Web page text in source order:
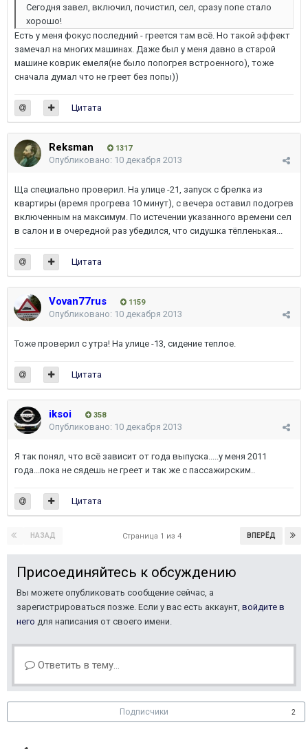
Сегодня завел, включил, почистил, сел, сразу попе стало
хорошо!
Есть у меня фокус последний - греется там всё. Но такой эффект
замечал на многих машинах. Даже был у меня давно в старой
машине коврик емеля(не было попогрея встроенного), тоже
сначала думал что не греет без попы))
Цитата
Reksman 1317
Опубликовано: 10 декабря 2013
Ща специально проверил. На улице -21, запуск с брелка из
квартиры (время прогрева 10 минут), с вечера оставил подогрев
включенным на максимум. По истечении указанного времени сел
в салон и в очередной раз убедился, что сидушка тёпленькая...
Цитата
Vovan77rus 1159
Опубликовано: 10 декабря 2013
Тоже проверил с утра! На улице -13, сидение теплое.
Цитата
iksoi 358
Опубликовано: 10 декабря 2013
Я так понял, что всё зависит от года выпуска.....у меня 2011
года...пока не сядешь не греет и так же с пассажирским..
Цитата
НАЗАД ВПЕРЁД
Страница 1 из 4
Присоединяйтесь к обсуждению
Вы можете опубликовать сообщение сейчас, а
зарегистрироваться позже. Если у вас есть аккаунт, войдите в
него для написания от своего имени.
Ответить в тему...
Подписчики 2